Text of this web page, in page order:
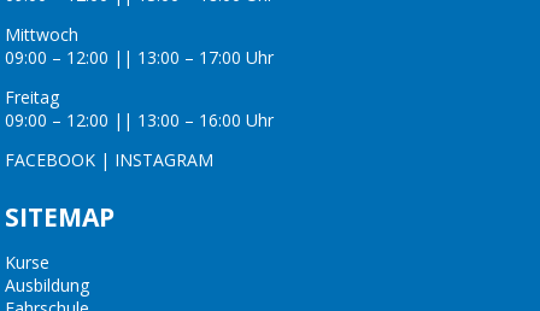
Mittwoch
09:00 – 12:00 || 13:00 – 17:00 Uhr
Freitag
09:00 – 12:00 || 13:00 – 16:00 Uhr
FACEBOOK | INSTAGRAM
SITEMAP
Kurse
Ausbildung